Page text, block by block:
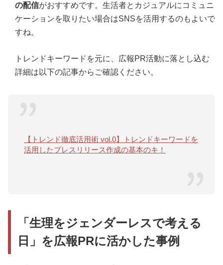
の配信がおすすめです。生活者とカジュアルにコミュニ
ケーションを取りたい場合はSNSを活用するのもよいで
すね。
トレンドキーワードを元に、広報PR活動に落とし込む
詳細は以下の記事からご確認ください。
【トレンド徹底活用術 vol.0】トレンドキーワードを
活用したプレスリリース作成の基本のキ！
「生理をジェンダーレスで考える
日」を広報PRに活かした事例